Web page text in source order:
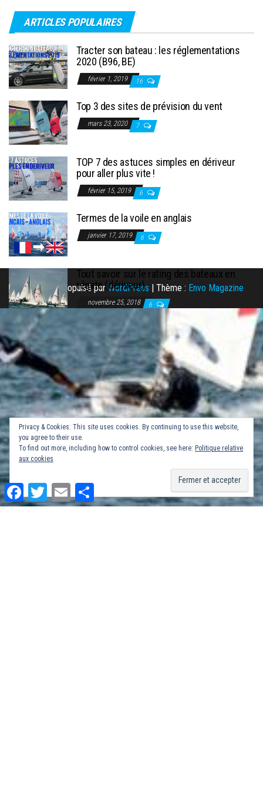
ARTICLES POPULAIRES
Tracter son bateau : les réglementations
2020 (B96, BE)
février 1, 2019 16
Top 3 des sites de prévision du vent
mars 23, 2020 7
TOP 7 des astuces simples en dériveur
pour aller plus vite !
février 15, 2019 6
Termes de la voile en anglais
janvier 17, 2019 6
Tout savoir sur le rating des bateaux en
régate (dériveur)
novembre 25, 2018 6
Fièrement propulsé parWordPress | Thème : Envo Magazine
a
c
T
w
i
m
a
a
r
Privacy & Cookies: This site uses cookies. By continuing to use this website,
you agree to their use.
To find out more, including how to control cookies, see here: Politique relative
aux cookies